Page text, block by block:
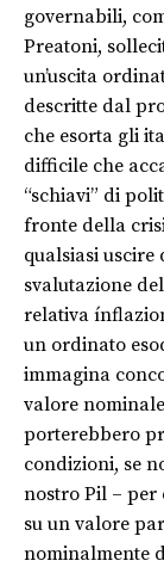
governabili,
Preatoni,
un’uscita
descritte dal
che esorta gli
difficile che
“schiavi” di
fronte della
qualsiasi uscire
svalutazione
relativa
un ordinato
immagina
valore
porterebbero
condizioni, se
nostro Pil – per
su un valore
nominalmente